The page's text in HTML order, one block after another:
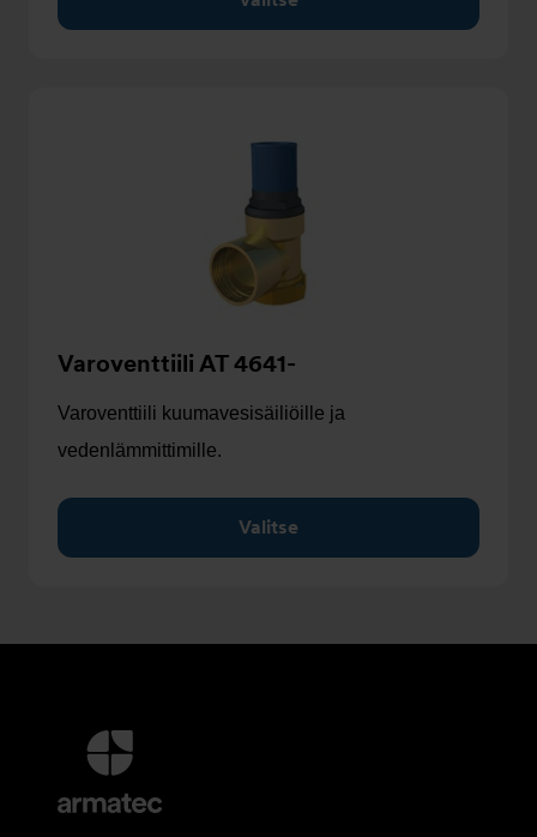
Varoventtiili AT 4641-
Varoventtiili kuumavesisäiliöille ja
vedenlämmittimille.
Valitse
Lisätietoja
Yhteystiedot